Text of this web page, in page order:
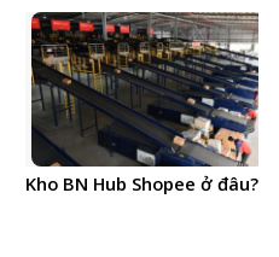
Kho BN Hub Shopee ở đâu?